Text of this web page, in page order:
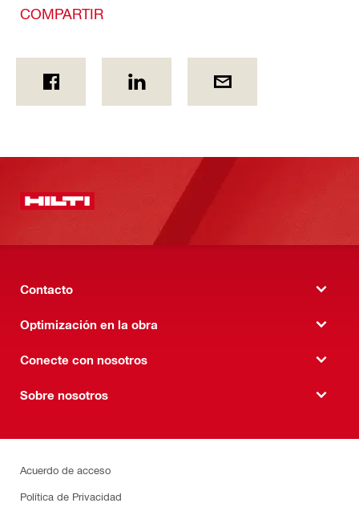
COMPARTIR
Contacto
Optimización en la obra
Conecte con nosotros
Sobre nosotros
Acuerdo de acceso
Política de Privacidad